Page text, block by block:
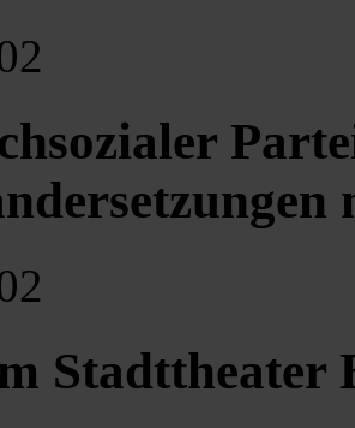
Stadttheater